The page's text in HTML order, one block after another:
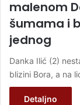
malenom
šumama i
jednog
Danka Ilić (2)
blizini Bora, a na
Detaljno